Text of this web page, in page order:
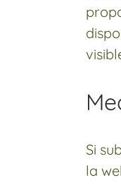
Si
la